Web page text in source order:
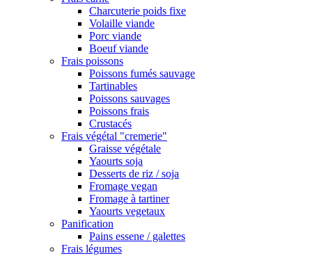
Charcuterie poids fixe
Volaille viande
Porc viande
Boeuf viande
Frais poissons
Poissons fumés sauvage
Tartinables
Poissons sauvages
Poissons frais
Crustacés
Frais végétal "cremerie"
Graisse végétale
Yaourts soja
Desserts de riz / soja
Fromage vegan
Fromage à tartiner
Yaourts vegetaux
Panification
Pains essene / galettes
Frais légumes